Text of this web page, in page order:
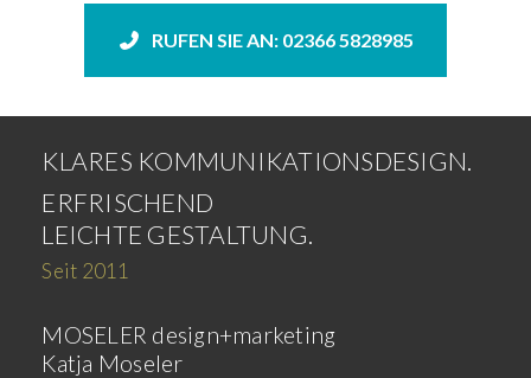
RUFEN SIE AN: 02366 5828985
KLARES KOMMUNIKATIONSDESIGN.
ERFRISCHEND
LEICHTE GESTALTUNG.
Seit 2011
MOSELER design+marketing
Katja Moseler